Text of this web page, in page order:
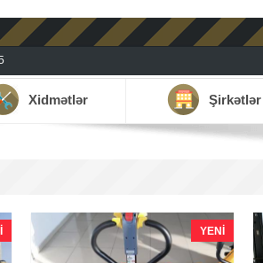
Xidmətlər Şirkətlər
YENI